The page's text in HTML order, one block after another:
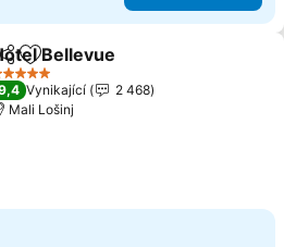
Přidat na seznam oblíbených
Bellevue
Počet hvězdiček
Vynikající
2 468
Mali Lošinj